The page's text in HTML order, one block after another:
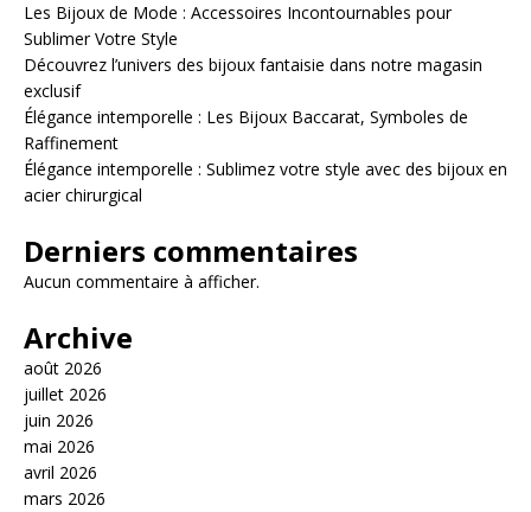
Les Bijoux de Mode : Accessoires Incontournables pour
Sublimer Votre Style
Découvrez l’univers des bijoux fantaisie dans notre magasin
exclusif
Élégance intemporelle : Les Bijoux Baccarat, Symboles de
Raffinement
Élégance intemporelle : Sublimez votre style avec des bijoux en
acier chirurgical
Derniers commentaires
Aucun commentaire à afficher.
Archive
août 2026
juillet 2026
juin 2026
mai 2026
avril 2026
mars 2026